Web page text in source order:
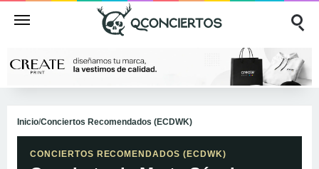
Inicio/Conciertos Recomendados (ECDWK)
CONCIERTOS RECOMENDADOS (ECDWK)